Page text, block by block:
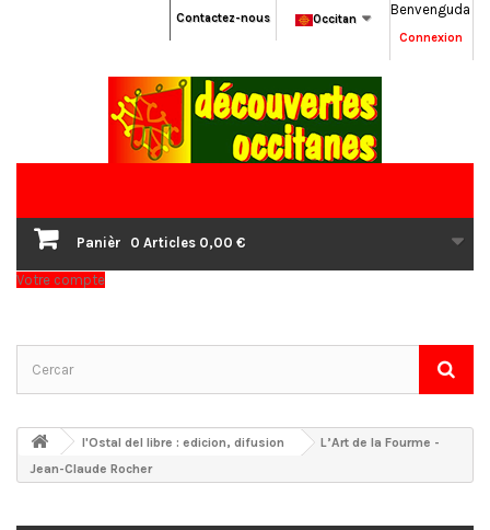
Benvenguda
Connexion
Occitan
Contactez-nous
Panièr 0 Articles 0,00 €
Votre compte
l'Ostal del libre : edicion, difusion
L’Art de la Fourme -
Jean-Claude Rocher